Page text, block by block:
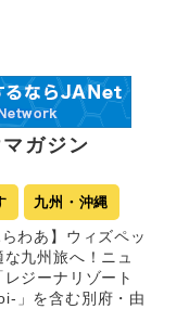
ガジン
九州・沖縄
わあ】ウィズペッ
な九州旅へ！ニュ
ジーナリゾート
」を含む別府・由